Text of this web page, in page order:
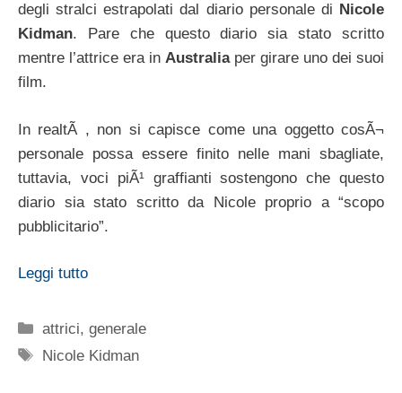
degli stralci estrapolati dal diario personale di Nicole
Kidman. Pare che questo diario sia stato scritto
mentre l’attrice era in Australiaper girare uno dei suoi
film.
In realtÃ , non si capisce come una oggetto cosÃ¬
personale possa essere finito nelle mani sbagliate,
tuttavia, voci piÃ¹ graffianti sostengono che questo
diario sia stato scritto da Nicole proprio a “scopo
pubblicitario”.
Leggi tutto
Categorie
attrici,generale
Tag
Nicole Kidman